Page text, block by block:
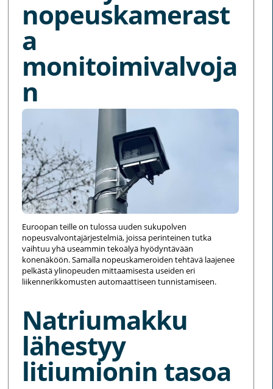
nopeuskamerast
a
monitoimivalvoja
n
Euroopan teille on tulossa uuden sukupolven
nopeusvalvontajärjestelmiä, joissa perinteinen tutka
vaihtuu yhä useammin tekoälyä hyödyntävään
konenäköön. Samalla nopeuskameroiden tehtävä laajenee
pelkästä ylinopeuden mittaamisesta useiden eri
liikennerikkomusten automaattiseen tunnistamiseen.
Natriumakku
lähestyy
litiumionin tasoa